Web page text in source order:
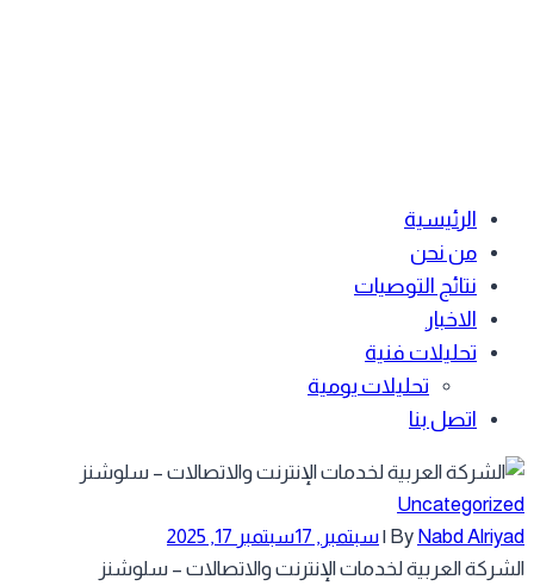
الرئيسية
من نحن
نتائج التوصيات
الاخبار
تحليلات فنية
تحليلات يومية
اتصل بنا
ByNabd
|سبتمبر, 17
سبتمبر 17, 2025
العربية لخدمات الإنترنت والاتصالات – سلوشنز